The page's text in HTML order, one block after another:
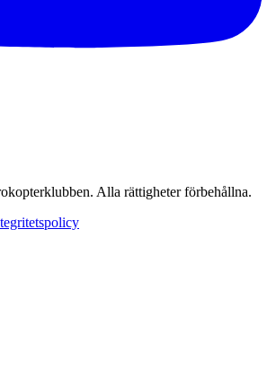
Alla rättigheter förbehållna.